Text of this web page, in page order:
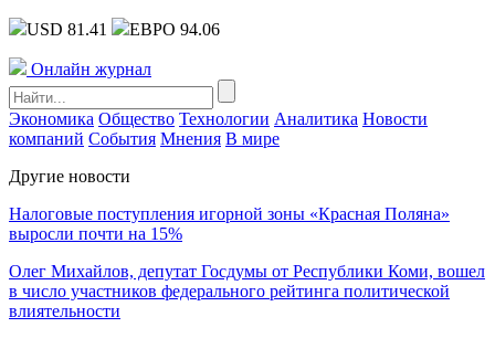
USD 81.41 ЕВРО 94.06
Онлайн журнал
Экономика Общество Технологии Аналитика Новости
компаний События Мнения В мире
Другие новости
Налоговые поступления игорной зоны «Красная Поляна»
выросли почти на 15%
Олег Михайлов, депутат Госдумы от Республики Коми, вошел
в число участников федерального рейтинга политической
влиятельности